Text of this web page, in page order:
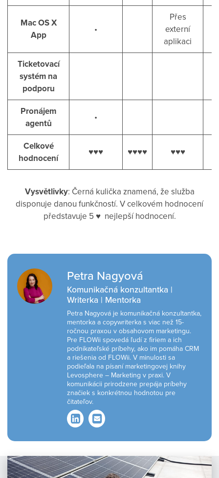
Mac OS X
App
•
Přes
externí
aplikaci
Ticketovací
systém na
podporu
Pronájem
agentů
•
Celkové
hodnocení
♥️♥️♥️ ♥️♥️♥️♥️ ♥️♥️♥️
Vysvětlivky: Černá kulička znamená, že služba
disponuje danou funkčností. V celkovém hodnocení
představuje 5 ♥ ️ nejlepší hodnocení.
Petra Nagyová
Komunikačná konzultantka |
Writerka | Mentorka
Petra Nagyová je komunikačná konzultantka,
mentorka a copywriterka s viac než 15-
ročnou praxou v obsahovom marketingu.
Pre FLOWii spovedá ľudí z firiem a ich
podnikateľské príbehy, ako im pomáha CRM
a riešenia od FLOWii. V minulosti sa
podieľala na písaní marketingovej knihy
Levosphere – Marketing v praxi. V
komunikácii prirodzene prepája príbehy
značiek s konkrétnou hodnotou pre
čitateľov.
LinkedInEmail